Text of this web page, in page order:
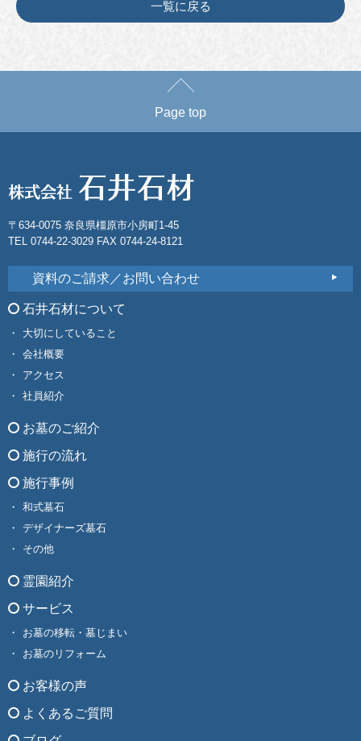
一覧に戻る
Page top
〒634-0075 奈良県橿原市小房町1-45
TEL 0744-22-3029 FAX 0744-24-8121
資料のご請求／お問い合わせ
石井石材について
大切にしていること
会社概要
アクセス
社員紹介
お墓のご紹介
施行の流れ
施行事例
和式墓石
デザイナーズ墓石
その他
霊園紹介
サービス
お墓の移転・墓じまい
お墓のリフォーム
お客様の声
よくあるご質問